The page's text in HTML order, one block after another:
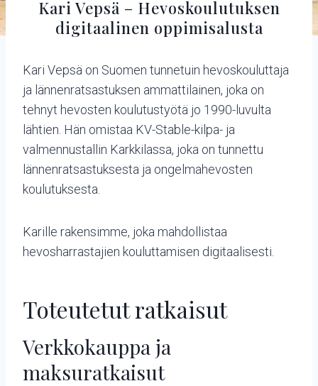
Kari Vepsä – Hevoskoulutuksen
digitaalinen oppimisalusta
Kari Vepsä on Suomen tunnetuin hevoskouluttaja
ja lännenratsastuksen ammattilainen, joka on
tehnyt hevosten koulutustyötä jo 1990-luvulta
lähtien. Hän omistaa KV-Stable-kilpa- ja
valmennustallin Karkkilassa, joka on tunnettu
lännenratsastuksesta ja ongelmahevosten
koulutuksesta.
Karille rakensimme, joka mahdollistaa
hevosharrastajien kouluttamisen digitaalisesti.
Toteutetut ratkaisut
Verkkokauppa ja
maksuratkaisut